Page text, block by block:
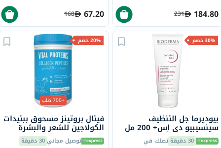
184.80
231
67.20
168
30% خصم
بيوديرما جل التنظيف
سينسيبيو دي إس+ 200 مل
30 دقيقة تصلك في
20% خصم
+700 طلب
فيتال بروتينز مسحوق ببتيدات
الكولاجين للشعر والبشرة
والأظافر 284 جرامتوصيل مجاني30 دقيقة